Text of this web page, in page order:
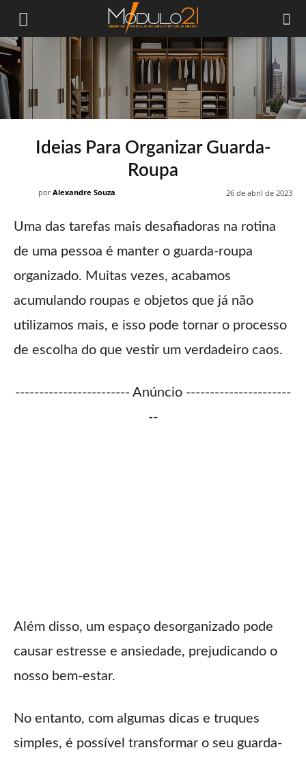
Módulo21
Ideias Para Organizar Guarda-
Roupa
26 de abril de 2023
por Alexandre Souza
Uma das tarefas mais desafiadoras na rotina
de uma pessoa é manter o guarda-roupa
organizado. Muitas vezes, acabamos
acumulando roupas e objetos que já não
utilizamos mais, e isso pode tornar o processo
de escolha do que vestir um verdadeiro caos.
------------------------ Anúncio ----------------------
--
Além disso, um espaço desorganizado pode
causar estresse e ansiedade, prejudicando o
nosso bem-estar.
No entanto, com algumas dicas e truques
simples, é possível transformar o seu guarda-